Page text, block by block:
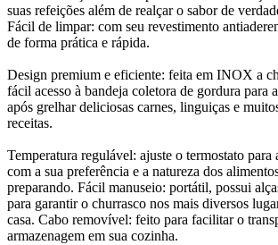
suas refeições além de realçar o sabor de
Fácil de limpar: com seu revestimento
de forma prática e rápida.
Design premium e eficiente: feita em INOX a
fácil acesso à bandeja coletora de gordura para
após grelhar deliciosas carnes, linguiças e
receitas.
Temperatura regulável: ajuste o termostato para
com a sua preferência e a natureza dos
preparando. Fácil manuseio: portátil, possui
para garantir o churrasco nos mais diversos
casa. Cabo removível: feito para facilitar o
armazenagem em sua cozinha.